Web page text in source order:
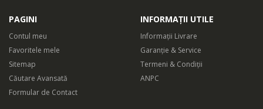
PAGINI
Contul meu
Favoritele mele
Sitemap
Căutare Avansată
Formular de Contact
INFORMAȚII UTILE
Informații Livrare
Garanție & Service
Termeni & Condiții
ANPC